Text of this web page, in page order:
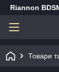
Riannon
Товари